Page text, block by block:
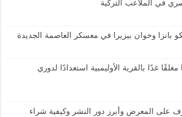
في الملاعب التركية
بانزا وخوان بيزيرا في معسكر العاصمة الجديدة
غدًا بالقرية الأوليمبية استعدادًا لدوري
على المعرض وأبرز دور النشر وكيفية شراء